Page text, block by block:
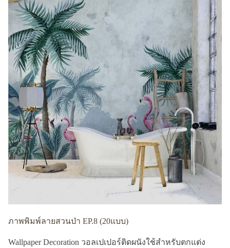
ภาพพิมพ์ลายสวนป่า EP.8 (20แบบ)
Wallpaper Decoration วอลเปเปอร์ติดผนังใช้สำหรับตกแต่ง